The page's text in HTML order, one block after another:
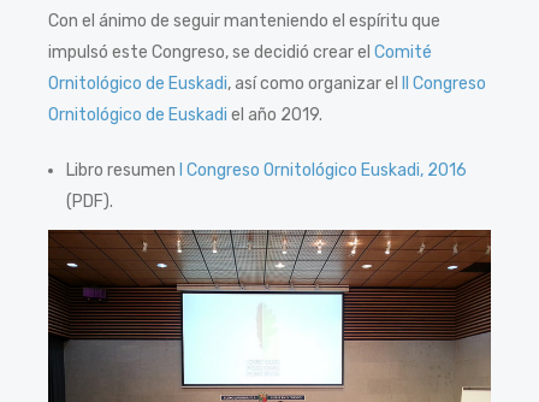
Con el ánimo de seguir manteniendo el espíritu que
impulsó este Congreso, se decidió crear el Comité
Ornitológico de Euskadi, así como organizar el
II Congreso
Ornitológico de Euskadi el año 2019.
Libro resumen I Congreso Ornitológico Euskadi, 2016
(PDF).